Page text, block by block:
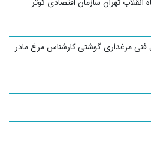
فنی مرغداری گوشتی کارشناس مرغ مادر